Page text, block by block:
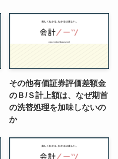
その他有価証券評価差額金
のＢ/Ｓ計上額は、なぜ期首
の洗替処理を加味しないの
か